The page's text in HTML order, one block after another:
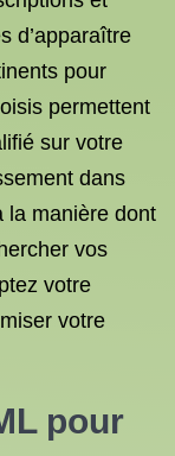
d’apparaître
pour
permettent
sur votre
dans
la manière dont
vos
votre
votre
pour